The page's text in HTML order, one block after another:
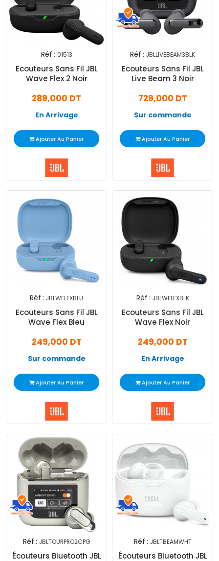
Réf : 01513
Ecouteurs Sans Fil JBL
Wave Flex 2 Noir
289,000 DT
En Arrivage
Ajouter Au Panier
Réf : JBLLIVEBEAM3BLK
Ecouteurs Sans Fil JBL
Live Beam 3 Noir
729,000 DT
Sur commande
Ajouter Au Panier
Réf : JBLWFLEXBLU
Ecouteurs Sans Fil JBL
Wave Flex Bleu
249,000 DT
Sur commande
Ajouter Au Panier
Réf : JBLWFLEXBLK
Ecouteurs Sans Fil JBL
Wave Flex Noir
249,000 DT
En Arrivage
Ajouter Au Panier
Réf : JBLTOURPRO2CPG
Écouteurs Bluetooth JBL
Réf : JBLTBEAMWHT
Écouteurs Bluetooth JBL